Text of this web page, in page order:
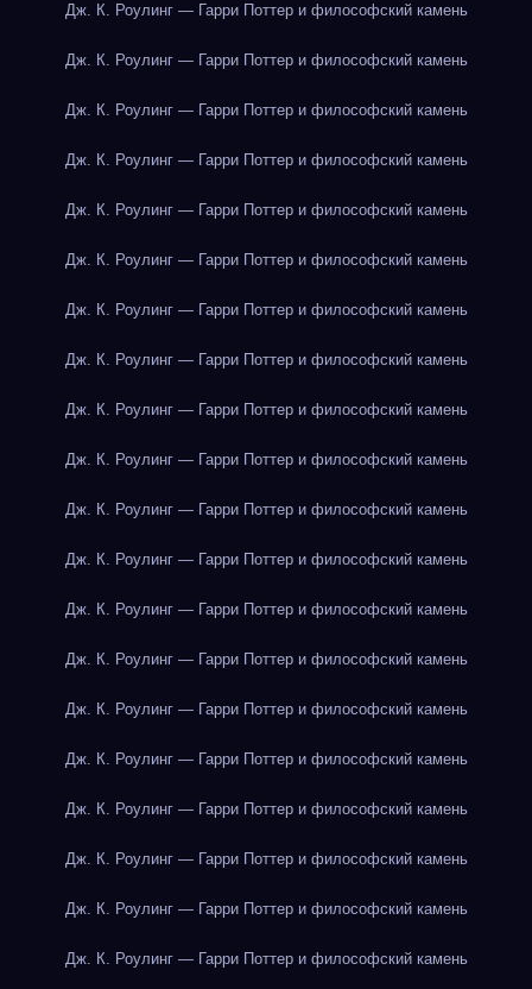
Дж. К. Роулинг — Гарри Поттер и философский камень
Дж. К. Роулинг — Гарри Поттер и философский камень
Дж. К. Роулинг — Гарри Поттер и философский камень
Дж. К. Роулинг — Гарри Поттер и философский камень
Дж. К. Роулинг — Гарри Поттер и философский камень
Дж. К. Роулинг — Гарри Поттер и философский камень
Дж. К. Роулинг — Гарри Поттер и философский камень
Дж. К. Роулинг — Гарри Поттер и философский камень
Дж. К. Роулинг — Гарри Поттер и философский камень
Дж. К. Роулинг — Гарри Поттер и философский камень
Дж. К. Роулинг — Гарри Поттер и философский камень
Дж. К. Роулинг — Гарри Поттер и философский камень
Дж. К. Роулинг — Гарри Поттер и философский камень
Дж. К. Роулинг — Гарри Поттер и философский камень
Дж. К. Роулинг — Гарри Поттер и философский камень
Дж. К. Роулинг — Гарри Поттер и философский камень
Дж. К. Роулинг — Гарри Поттер и философский камень
Дж. К. Роулинг — Гарри Поттер и философский камень
Дж. К. Роулинг — Гарри Поттер и философский камень
Дж. К. Роулинг — Гарри Поттер и философский камень